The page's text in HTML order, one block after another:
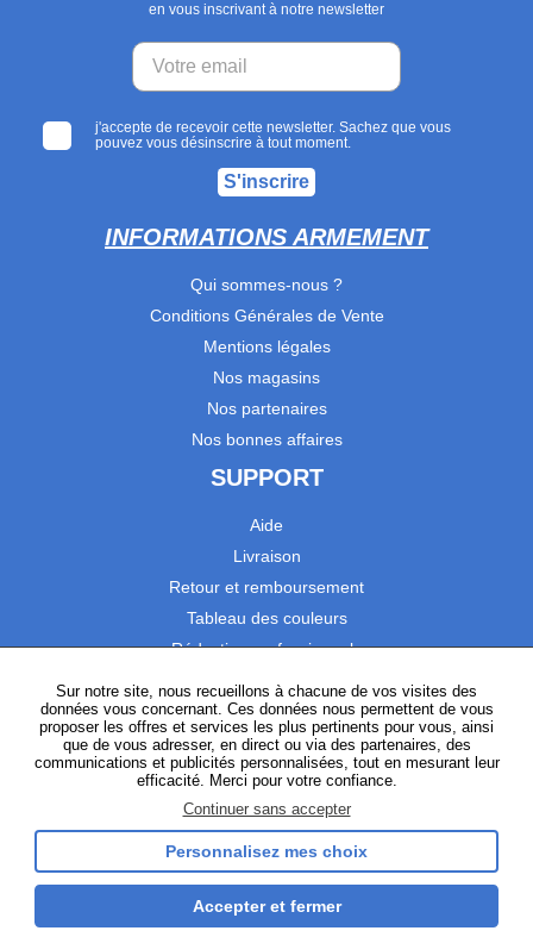
en vous inscrivant à notre newsletter
j'accepte de recevoir cette newsletter. Sachez que vous
pouvez vous désinscrire à tout moment.
S'inscrire
INFORMATIONS ARMEMENT
Qui sommes-nous ?
Conditions Générales de Vente
Mentions légales
Nos magasins
Nos partenaires
Nos bonnes affaires
SUPPORT
Aide
Livraison
Retour et remboursement
Tableau des couleurs
Réduction professionnels
Satisfaction Clients
SUIVEZ-NOUS
InstagramTikTokFacebookYouTubeLinkedIn
Sur notre site, nous recueillons à chacune de vos visites des
données vous concernant. Ces données nous permettent de vous
proposer les offres et services les plus pertinents pour vous, ainsi
que de vous adresser, en direct ou via des partenaires, des
communications et publicités personnalisées, tout en mesurant leur
efficacité. Merci pour votre confiance.
Continuer sans accepter
Personnalisez mes choix
Accepter et fermer